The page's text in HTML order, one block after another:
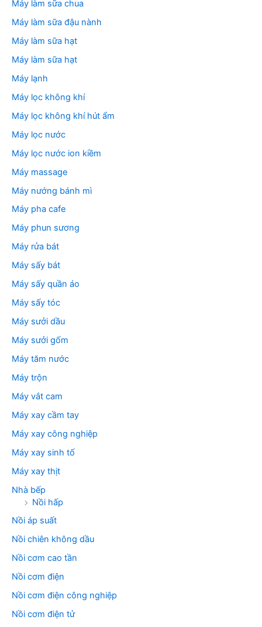
Máy làm sữa chua
Máy làm sữa đậu nành
Máy làm sữa hạt
Máy làm sữa hạt
Máy lạnh
Máy lọc không khí
Máy lọc không khí hút ẩm
Máy lọc nước
Máy lọc nước ion kiềm
Máy massage
Máy nướng bánh mì
Máy pha cafe
Máy phun sương
Máy rửa bát
Máy sấy bát
Máy sấy quần áo
Máy sấy tóc
Máy sưởi dầu
Máy sưởi gốm
Máy tăm nước
Máy trộn
Máy vắt cam
Máy xay cầm tay
Máy xay công nghiệp
Máy xay sinh tố
Máy xay thịt
Nhà bếp
Nồi hấp
Nồi áp suất
Nồi chiên không dầu
Nồi cơm cao tần
Nồi cơm điện
Nồi cơm điện công nghiệp
Nồi cơm điện tử